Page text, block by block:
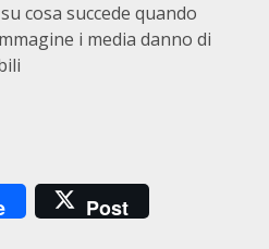
cosa succede quando
i media danno di
Post